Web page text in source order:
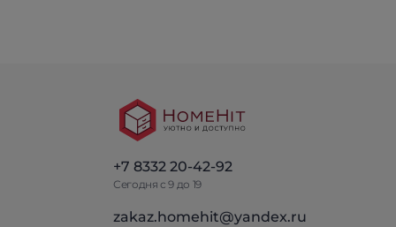
+7 8332 20-42-92
Сегодня с 9 до 19
zakaz.homehit@yandex.ru